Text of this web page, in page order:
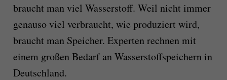
braucht man viel Wasserstoff. Weil nicht immer
genauso viel verbraucht, wie produziert wird,
braucht man Speicher. Experten rechnen mit
einem großen Bedarf an Wasserstoffspeichern in
Deutschland.